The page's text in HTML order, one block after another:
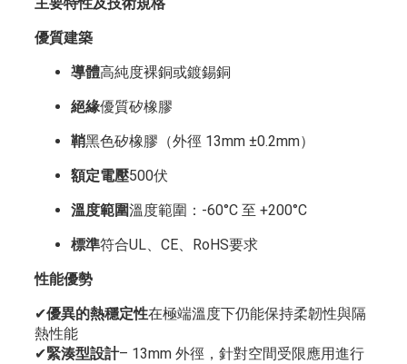
優質建築
導體高純度裸銅或鍍錫銅
絕緣優質矽橡膠
鞘黑色矽橡膠（外徑 13mm ±0.2mm）
額定電壓500伏
溫度範圍溫度範圍：-60°C 至 +200°C
標準符合UL、CE、RoHS要求
性能優勢
✔優異的熱穩定性在極端溫度下仍能保持柔韌性與隔
熱性能
✔緊湊型設計– 13mm 外徑，針對空間受限應用進行